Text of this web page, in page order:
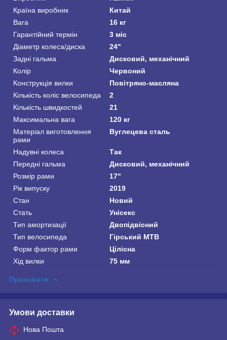
Країна виробник
Китай
Вага
16 кг
Гарантійний термін
3 міс
Діаметр колеса/диска
24"
Задні гальма
Дисковий, механічний
Колір
Червоний
Конструкція вилки
Повітряно-масляна
Кількість коліс велосипеда
2
Кількість швидкостей
21
Максимальна вага
120 кг
Матеріал виготовлення
рами
Вуглецева сталь
Надувні колеса
Так
Передні гальма
Дисковий, механічний
Розмір рами
17"
Рік випуску
2019
Стан
Новий
Стать
Унісекс
Тип амортизації
Двопідвісний
Тип велосипеда
Гірський MTB
Форм фактор рами
Цілісна
Хід вилки
75 мм
Приховати
Умови доставки
Нова Пошта